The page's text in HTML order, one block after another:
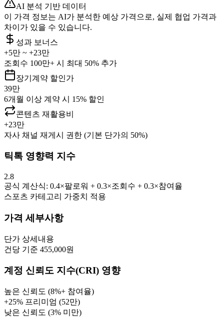
AI 분석 기반 데이터
이 가격 정보는 AI가 분석한 예상 가격으로, 실제 협업 가격과
차이가 있을 수 있습니다.
성과 보너스
+5만 ~ +23만
조회수 100만+ 시 최대 50% 추가
장기계약 할인가
39만
6개월 이상 계약 시 15% 할인
콘텐츠 재활용비
+23만
자사 채널 재게시 권한 (기본 단가의 50%)
틱톡 영향력 지수
2.8
공식 계산식: 0.4×팔로워 + 0.3×조회수 + 0.3×참여율
스포츠 카테고리 가중치 적용
가격 세부사항
단가 상세내용
건당 기준 455,000원
계정 신뢰도 지수(CRI) 영향
높은 신뢰도 (8%+ 참여율)
+25% 프리미엄 (52만)
낮은 신뢰도 (3% 미만)